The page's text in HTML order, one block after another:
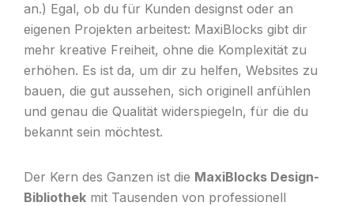
an.) Egal, ob du für Kunden designst oder an
eigenen Projekten arbeitest: MaxiBlocks gibt dir
mehr kreative Freiheit, ohne die Komplexität zu
erhöhen. Es ist da, um dir zu helfen, Websites zu
bauen, die gut aussehen, sich originell anfühlen
und genau die Qualität widerspiegeln, für die du
bekannt sein möchtest.
Der Kern des Ganzen ist die MaxiBlocks Design-
Bibliothekmit Tausenden von professionell